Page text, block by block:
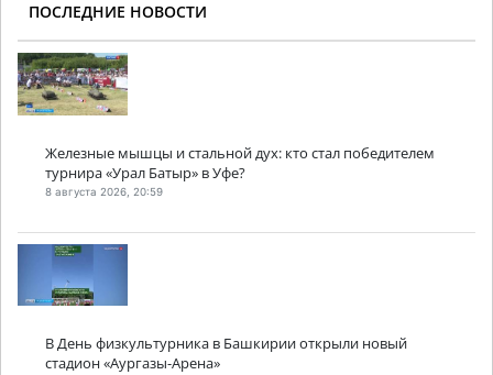
ПОСЛЕДНИЕ НОВОСТИ
Железные мышцы и стальной дух: кто стал победителем
турнира «Урал Батыр» в Уфе?
8 августа 2026, 20:59
В День физкультурника в Башкирии открыли новый
стадион «Аургазы-Арена»